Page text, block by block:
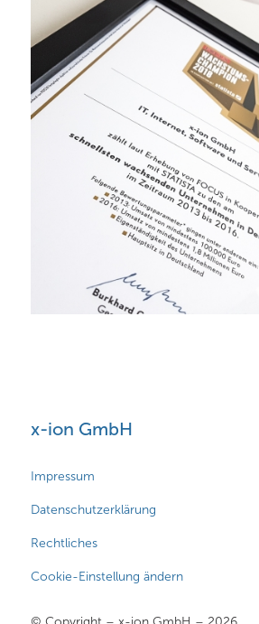
x-ion GmbH
Impressum
Datenschutzerklärung
Rechtliches
Cookie-Einstellung ändern